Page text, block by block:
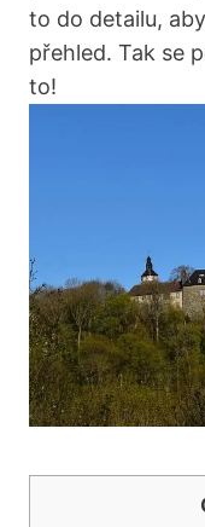
to do detailu,
přehled. Tak se
to!